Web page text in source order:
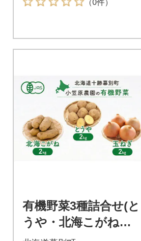
（0件）
有機野菜3種詰合せ(と
うや・北海こがね・
玉ねぎ)各2kg《秋出荷